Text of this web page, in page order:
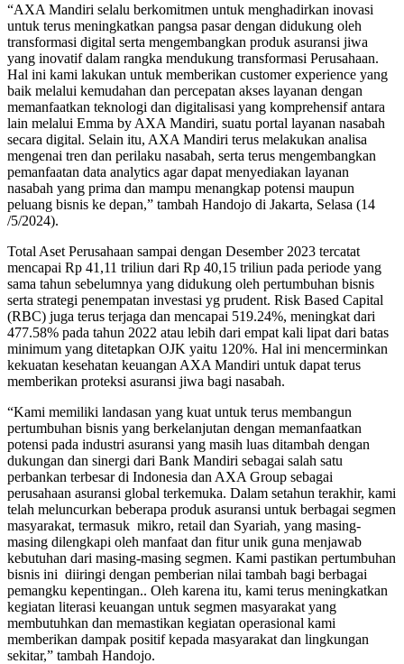
“AXA Mandiri selalu berkomitmen untuk menghadirkan inovasi
untuk terus meningkatkan pangsa pasar dengan didukung oleh
transformasi digital serta mengembangkan produk asuransi jiwa
yang inovatif dalam rangka mendukung transformasi Perusahaan.
Hal ini kami lakukan untuk memberikan customer experience yang
baik melalui kemudahan dan percepatan akses layanan dengan
memanfaatkan teknologi dan digitalisasi yang komprehensif antara
lain melalui Emma by AXA Mandiri, suatu portal layanan nasabah
secara digital. Selain itu, AXA Mandiri terus melakukan analisa
mengenai tren dan perilaku nasabah, serta terus mengembangkan
pemanfaatan data analytics agar dapat menyediakan layanan
nasabah yang prima dan mampu menangkap potensi maupun
peluang bisnis ke depan,” tambah Handojo di Jakarta, Selasa (14
/5/2024).
Total Aset Perusahaan sampai dengan Desember 2023 tercatat
mencapai Rp 41,11 triliun dari Rp 40,15 triliun pada periode yang
sama tahun sebelumnya yang didukung oleh pertumbuhan bisnis
serta strategi penempatan investasi yg prudent. Risk Based Capital
(RBC) juga terus terjaga dan mencapai 519.24%, meningkat dari
477.58% pada tahun 2022 atau lebih dari empat kali lipat dari batas
minimum yang ditetapkan OJK yaitu 120%. Hal ini mencerminkan
kekuatan kesehatan keuangan AXA Mandiri untuk dapat terus
memberikan proteksi asuransi jiwa bagi nasabah.
“Kami memiliki landasan yang kuat untuk terus membangun
pertumbuhan bisnis yang berkelanjutan dengan memanfaatkan
potensi pada industri asuransi yang masih luas ditambah dengan
dukungan dan sinergi dari Bank Mandiri sebagai salah satu
perbankan terbesar di Indonesia dan AXA Group sebagai
perusahaan asuransi global terkemuka. Dalam setahun terakhir, kami
telah meluncurkan beberapa produk asuransi untuk berbagai segmen
masyarakat, termasuk mikro, retail dan Syariah, yang masing-
masing dilengkapi oleh manfaat dan fitur unik guna menjawab
kebutuhan dari masing-masing segmen. Kami pastikan pertumbuhan
bisnis ini diiringi dengan pemberian nilai tambah bagi berbagai
pemangku kepentingan.. Oleh karena itu, kami terus meningkatkan
kegiatan literasi keuangan untuk segmen masyarakat yang
membutuhkan dan memastikan kegiatan operasional kami
memberikan dampak positif kepada masyarakat dan lingkungan
sekitar,” tambah Handojo.